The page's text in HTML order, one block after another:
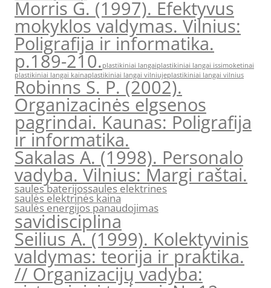
Morris G. (1997). Efektyvus
mokyklos valdymas. Vilnius:
Poligrafija ir informatika.
p.189-210. plastikiniai langaiplastikiniai langai issimoketinai
plastikiniai langai kainaplastikiniai langai vilniujeplastikiniai langai vilnius
Robinns S. P. (2002).
Organizacinės elgsenos
pagrindai. Kaunas: Poligrafija
ir informatika.
Sakalas A. (1998). Personalo
vadyba. Vilnius: Margi raštai.
saules baterijossaules elektrines
saulės elektrinės kaina
saulės energijos panaudojimas
savidisciplina
Seilius A. (1999). Kolektyvinis
valdymas: teorija ir praktika.
// Organizacijų vadyba: